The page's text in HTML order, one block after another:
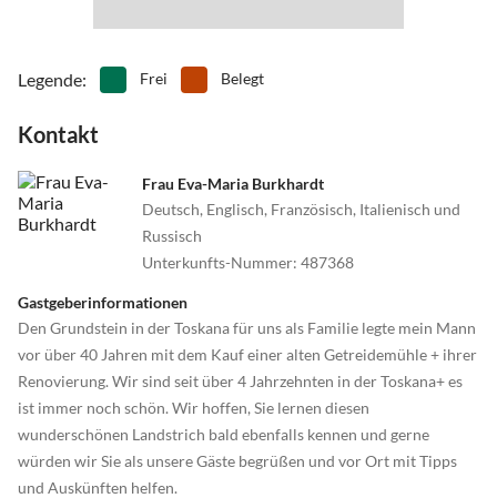
Legende: Frei Belegt
Kontakt
Frau Eva-Maria Burkhardt
Deutsch, Englisch, Französisch, Italienisch und
Russisch
Unterkunfts-Nummer: 487368
Gastgeberinformationen
Den Grundstein in der Toskana für uns als Familie legte mein Mann
vor über 40 Jahren mit dem Kauf einer alten Getreidemühle + ihrer
Renovierung. Wir sind seit über 4 Jahrzehnten in der Toskana+ es
ist immer noch schön. Wir hoffen, Sie lernen diesen
wunderschönen Landstrich bald ebenfalls kennen und gerne
würden wir Sie als unsere Gäste begrüßen und vor Ort mit Tipps
und Auskünften helfen.